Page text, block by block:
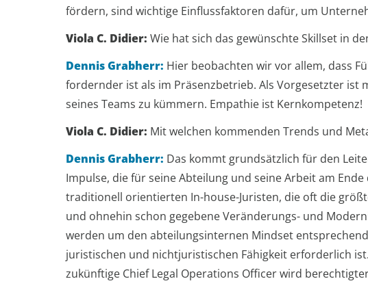
fördern, sind wichtige Einflussfaktoren dafür, um
Viola C. Didier: Wie hat sich das gewünschte Skillset in
Dennis Grabherr: Hier beobachten wir vor allem, dass
fordernder ist als im Präsenzbetrieb. Als Vorgesetzter
seines Teams zu kümmern. Empathie ist Kernkompetenz!
Viola C. Didier: Mit welchen kommenden Trends und
Dennis Grabherr: Das kommt grundsätzlich für den
Impulse, die für seine Abteilung und seine Arbeit am
traditionell orientierten In-house-Juristen, die oft die
und ohnehin schon gegebene Veränderungs- und
werden um den abteilungsinternen Mindset
juristischen und nichtjuristischen Fähigkeit erforderlich
zukünftige Chief Legal Operations Officer wird